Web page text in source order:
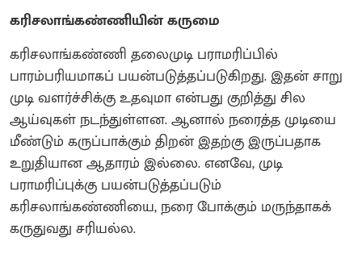
கரிசலாங்கண்ணியின் கருமை
கரிசலாங்கண்ணி தலைமுடி பராமரிப்பில்
பாரம்பரியமாகப் பயன்படுத்தப்படுகிறது. இதன் சாறு
முடி வளர்ச்சிக்கு உதவுமா என்பது குறித்து சில
ஆய்வுகள் நடந்துள்ளன. ஆனால் நரைத்த முடியை
மீண்டும் கருப்பாக்கும் திறன் இதற்கு இருப்பதாக
உறுதியான ஆதாரம் இல்லை. எனவே, முடி
பராமரிப்புக்கு பயன்படுத்தப்படும்
கரிசலாங்கண்ணியை, நரை போக்கும் மருந்தாகக்
கருதுவது சரியல்ல.